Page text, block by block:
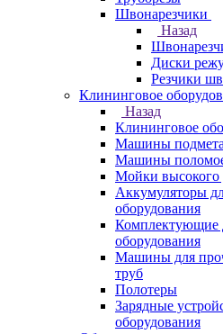
Швонарезчики
Назад
Диски
Резчики
Клининговое
Назад
Клининговое
Машины
Машины
Мойки высокого
Аккумуляторы
оборудования
Комплектующие
оборудования
Машины для
труб
Полотеры
Зарядные
оборудования